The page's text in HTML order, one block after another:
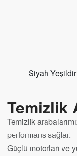
Siyah
Temizlik
Temizlik
performans sağlar.
Güçlü motorları ve